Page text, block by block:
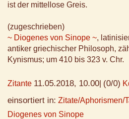
ist der mittellose Greis.
(zugeschrieben)
~ Diogenes von Sinope ~,
antiker griechischer Philosoph,
Kynismus; um 410 bis 323 v. Chr.
Zitante 11.05.2018, 10.00 (0/0)
einsortiert in: Zitate/Aphorismen/
Diogenes von Sinope